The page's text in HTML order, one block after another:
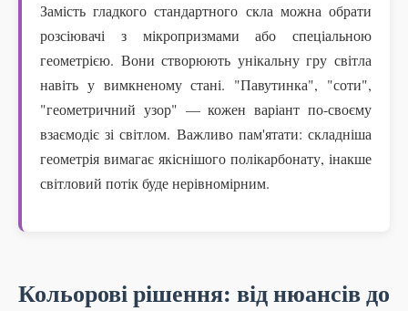
Замість гладкого стандартного скла можна обрати
розсіювачі з мікропризмами або спеціальною
геометрією. Вони створюють унікальну гру світла
навіть у вимкненому стані. "Павутинка", "соти",
"геометричний узор" — кожен варіант по-своєму
взаємодіє зі світлом. Важливо пам'ятати: складніша
геометрія вимагає якіснішого полікарбонату, інакше
світловий потік буде нерівномірним.
Кольорові рішення: від нюансів до